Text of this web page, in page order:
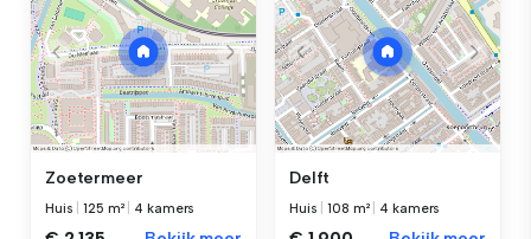
Zoetermeer
Huis |125 m² 4 kamers
Delft
Huis |108 m² 4 kamers